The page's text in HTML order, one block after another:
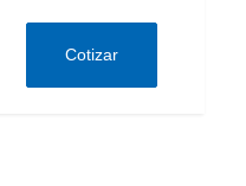
deCotizar